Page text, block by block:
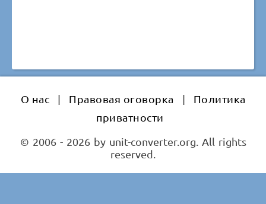
О нас | Правовая оговорка |
Политика
приватности
© 2006 - 2026 by unit-converter.org. All rights
reserved.